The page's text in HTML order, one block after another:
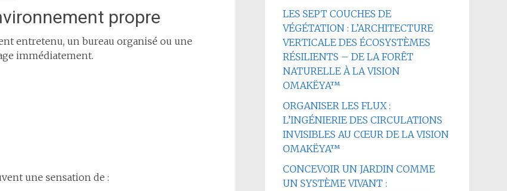
propre
entretenu, un bureau organisé ou une
immédiatement.
une sensation de :
LES SEPT COUCHES DE
VÉGÉTATION : L’ARCHITECTURE
VERTICALE DES ÉCOSYSTÈMES
RÉSILIENTS – DE LA FORÊT
NATURELLE À LA VISION
OMAKËYA™
ORGANISER LES FLUX :
L’INGÉNIERIE DES CIRCULATIONS
INVISIBLES AU CŒUR DE LA VISION
OMAKËYA™
CONCEVOIR UN JARDIN COMME
UN SYSTÈME VIVANT :